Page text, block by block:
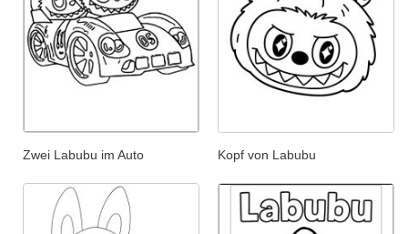
Zwei Labubu im Auto Kopf von Labubu